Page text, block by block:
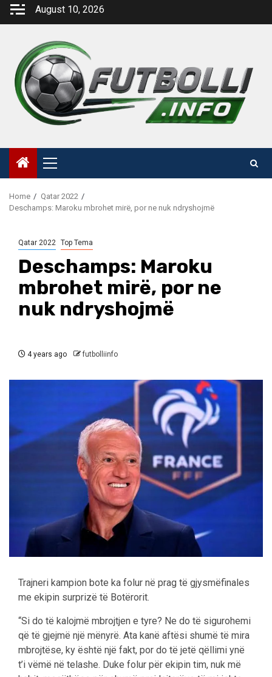
Skip
August 10, 2026
Primary
Menu
Home
Qatar 2022
Deschamps: Maroku mbrohet mirë, por ne nuk ndryshojmë
Qatar 2022 Top Tema
Deschamps: Maroku
mbrohet mirë, por ne
nuk ndryshojmë
4 years ago futbolliinfo
Trajneri kampion bote ka folur në prag të gjysmëfinales
me ekipin surprizë të Botërorit.
“Si do të kalojmë mbrojtjen e tyre? Ne do të sigurohemi
që të gjejmë një mënyrë. Ata kanë aftësi shumë të mira
mbrojtëse, ky është një fakt, por do të jetë qëllimi ynë
t’i vëmë në telashe. Duke folur për ekipin tim, nuk më